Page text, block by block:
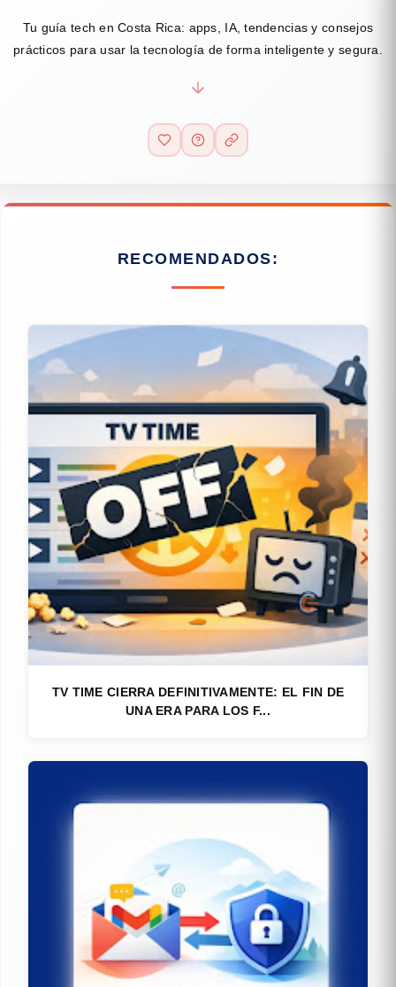
Tu guía tech en Costa Rica: apps, IA, tendencias y consejos
prácticos para usar la tecnología de forma inteligente y segura.
RECOMENDADOS:
TV TIME CIERRA DEFINITIVAMENTE: EL FIN DE
UNA ERA PARA LOS F...